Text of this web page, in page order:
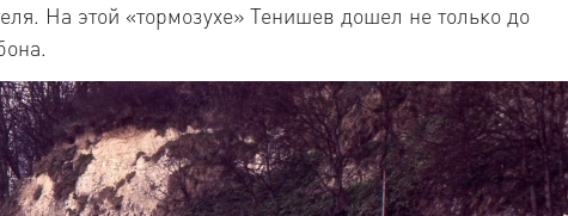
На этой «тормозухе» Тенишев дошел не только до